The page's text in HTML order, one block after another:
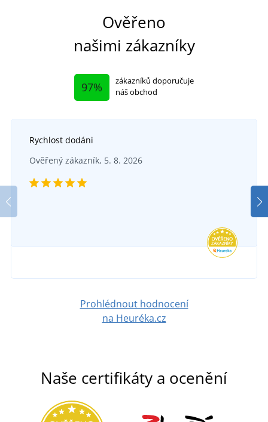
Ověřeno
našimi zákazníky
97%
zákazníků doporučuje
náš obchod
Rychlost dodáni
Ověřený zákazník, 5. 8. 2026
Prohlédnout hodnocení
na Heuréka.cz
Naše certifikáty a ocenění